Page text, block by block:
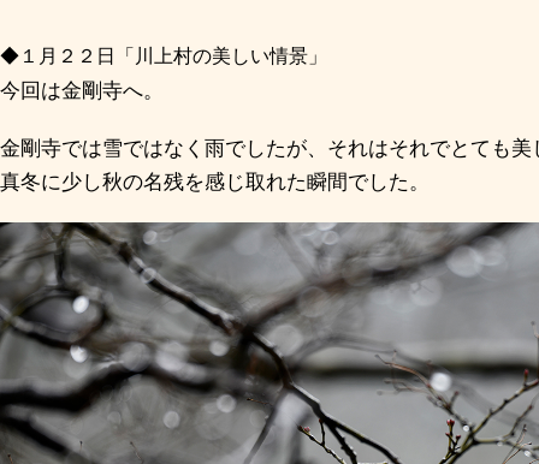
◆１月２２日「川上村の美しい情景」
今回は金剛寺へ。
金剛寺では雪ではなく雨でしたが、それはそれでとても
真冬に少し秋の名残を感じ取れた瞬間でした。